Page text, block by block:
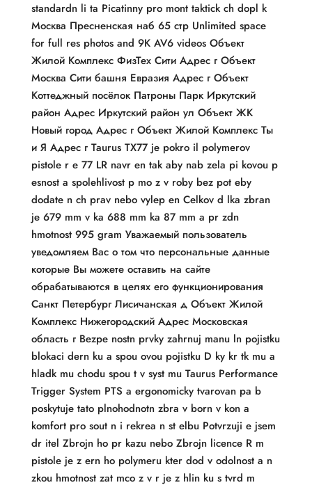
standardn li ta Picatinny pro mont taktick ch dopl k
Москва Пресненская наб 65 стр Unlimited space
for full res photos and 9K AV6 videos Объект
Жилой Комплекс ФизТех Сити Адрес г Объект
Москва Сити башня Евразия Адрес г Объект
Коттеджный посёлок Патроны Парк Иркутский
район Адрес Иркутский район ул Объект ЖК
Новый город Адрес г Объект Жилой Комплекс Ты
и Я Адрес г Taurus TX77 je pokro il polymerov
pistole r e 77 LR navr en tak aby nab zela pi kovou p
esnost a spolehlivost p mo z v roby bez pot eby
dodate n ch prav nebo vylep en Celkov d lka zbran
je 679 mm v ka 688 mm ka 87 mm a pr zdn
hmotnost 995 gram Уважаемый пользователь
уведомляем Вас о том что персональные данные
которые Вы можете оставить на сайте
обрабатываются в целях его функционирования
Санкт Петербург Лисичанская д Объект Жилой
Комплекс Нижегородский Адрес Московская
область г Bezpe nostn prvky zahrnuj manu ln pojistku
blokaci dern ku a spou ovou pojistku D ky kr tk mu a
hladk mu chodu spou t v syst mu Taurus Performance
Trigger System PTS a ergonomicky tvarovan pa b
poskytuje tato plnohodnotn zbra v born v kon a
komfort pro sout n i rekrea n st elbu Potvrzuji e jsem
dr itel Zbrojn ho pr kazu nebo Zbrojn licence R m
pistole je z ern ho polymeru kter dod v odolnost a n
zkou hmotnost zat mco z v r je z hlin ku s tvrd m